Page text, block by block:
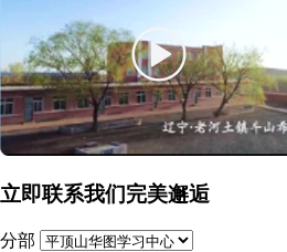
立即联系我们完美邂逅
分部